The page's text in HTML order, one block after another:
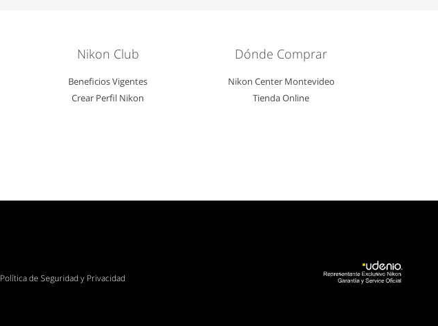
Nikon Club
Beneficios Vigentes
Crear Perfil Nikon
Dónde Comprar
Nikon Center Montevideo
Tienda Online
Política de Seguridad y Privacidad